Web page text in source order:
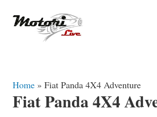
Home » Fiat Panda 4X4 Adventure
Fiat Panda 4X4